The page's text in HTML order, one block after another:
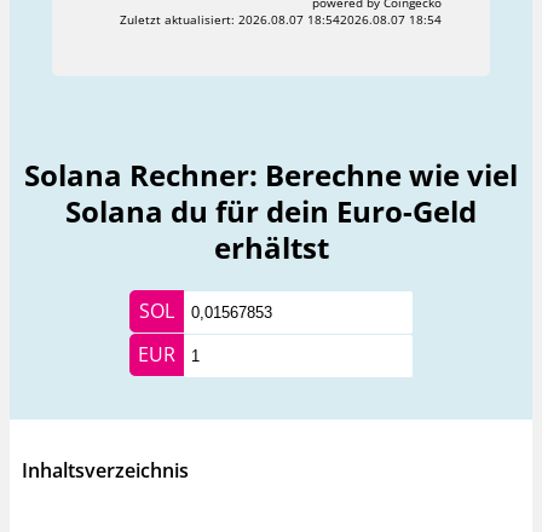
Zuletzt aktualisiert: 2026.08.07 18:542026.08.07 18:54
Solana Rechner: Berechne wie viel
Solana du für dein Euro-Geld
erhältst
SOL
EUR
Inhaltsverzeichnis